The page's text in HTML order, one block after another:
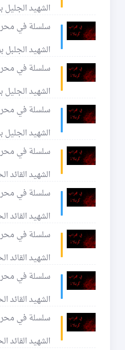
الشهيد الجليل
سلسلة في
الشهيد الجلبل
سلسلة في
الشهيد الجليل
سلسلة في
الشهيد الجليل
سلسلة في
الشهيد القائد
سلسلة في
الشهيد القائد
سلسلة في
الشهيد القائد
سلسلة في
الشهيد القائد
سلسلة في
الشهيد القائد